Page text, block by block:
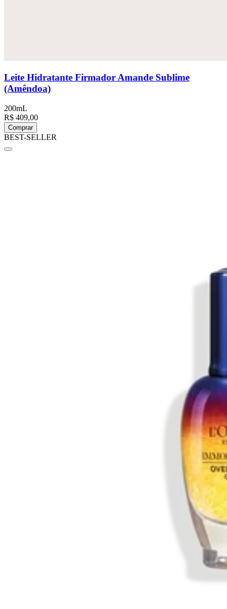
Leite Hidratante Firmador Amande Sublime
(Amêndoa)
200mL
R$ 409,00
Comprar
BEST-SELLER